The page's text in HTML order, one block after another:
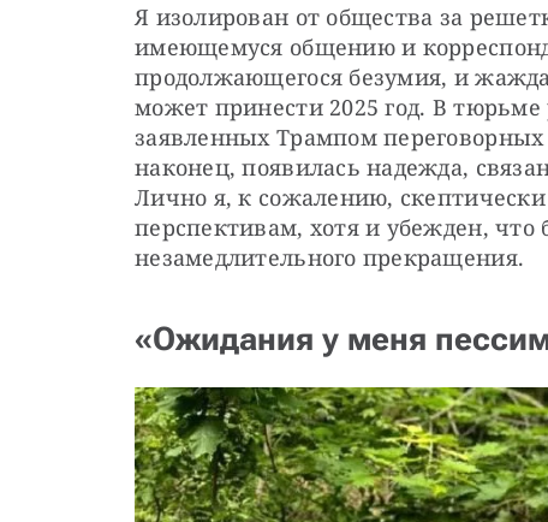
Я изолирован от общества за
имеющемуся общению и
продолжающегося безумия, и
может принести 2025 год. В
заявленных Трампом
наконец, появилась надежда,
Лично я, к сожалению,
перспективам, хотя и убежден,
незамедлительного прекращения.
«Ожидания у меня